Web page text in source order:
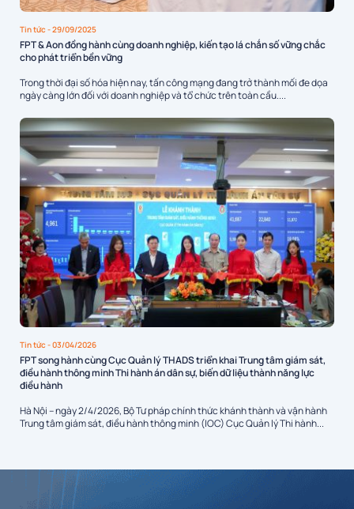
Tin tức- 29/09/2025
FPT & Aon đồng hành cùng doanh nghiệp, kiến tạo lá chắn số vững chắc
cho phát triển bền vững
Trong thời đại số hóa hiện nay, tấn công mạng đang trở thành mối đe dọa
ngày càng lớn đối với doanh nghiệp và tổ chức trên toàn cầu....
Tin tức- 03/04/2026
FPT song hành cùng Cục Quản lý THADS triển khai Trung tâm giám sát,
điều hành thông minh Thi hành án dân sự, biến dữ liệu thành năng lực
điều hành
Hà Nội – ngày 2/4/2026, Bộ Tư pháp chính thức khánh thành và vận hành
Trung tâm giám sát, điều hành thông minh (IOC) Cục Quản lý Thi hành...